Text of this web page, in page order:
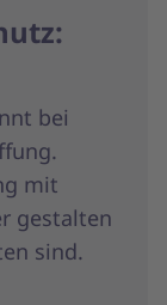
bei
mit
gestalten
sind.